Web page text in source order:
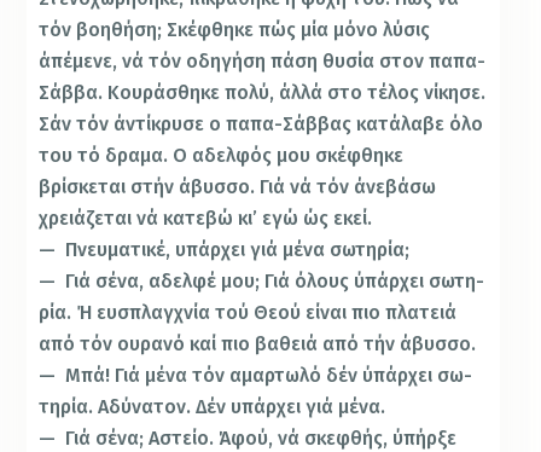
τόν βοηθήση; Σκέφθηκε πώς μία μόνο λύσις
άπέμενε, νά τόν οδηγήση πάση θυσία στον παπα-
Σάββα. Κουράσθηκε πο­λύ, άλλά στο τέλος νίκησε.
Σάν τόν άντίκρυσε ο παπα-Σάββας κατάλαβε όλο
του τό δραμα. Ο αδελφός μου σκέφθηκε
βρίσκεται στήν άβυσσο. Γιά νά τόν άνεβάσω
χρειάζεται νά κατεβώ κι’ εγώ ώς εκεί.
— Πνευματικέ, υπάρχει γιά μένα σωτηρία;
— Γιά σένα, αδελφέ μου; Γιά όλους ύπάρχει σωτη­
ρία. Ή ευσπλαγχνία τού Θεού είναι πιο πλατειά
από τόν ουρανό καί πιο βαθειά από τήν άβυσσο.
— Μπά! Γιά μένα τόν αμαρτωλό δέν ύπάρχει σω­
τηρία. Αδύνατον. Δέν υπάρχει γιά μένα.
— Γιά σένα; Αστείο. Άφού, νά σκεφθής, ύπήρξε